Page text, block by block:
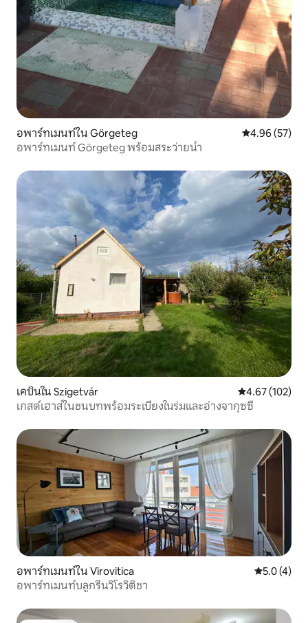
อพาร์ทเมนท์ใน Görgeteg คะแนนเฉลี่ย
4.96 (57)
อพาร์ทเมนท์ Görgeteg พร้อมสระว่ายน้ำ
เคบินใน Szigetvár คะแนนเฉลี่ย
4.67 (102)
เกสต์เฮาส์ในชนบทพร้อมระเบียงในร่มและอ่างจากุซซี่
อพาร์ทเมนท์ใน Virovitica คะแนนเฉลี่
5.0 (4)
อพาร์ทเมนท์บลูกรีนวิโรวิติชา